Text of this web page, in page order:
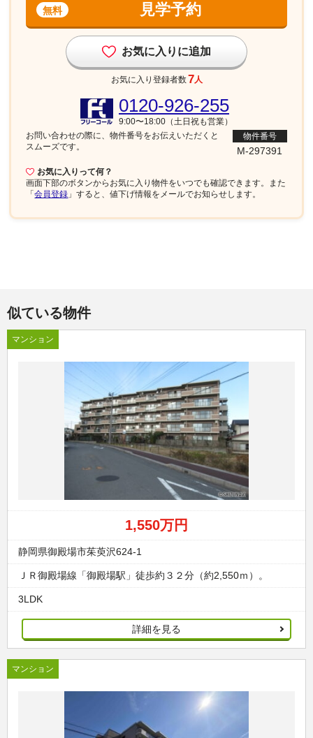
見学予約
無料
お気に入りに追加
お気に入り登録者数7人
お気に入りって何？
画面下部のボタンからお気に入り物件をいつでも確認できます。また
「会員登録 」すると、値下げ情報をメールでお知らせします。
0120-926-255
9:00〜18:00（土日祝も営業）
お問い合わせの際に、物件番号をお伝えいただくと
スムーズです。
物件番号
M-297391
似ている物件
マンション
1,550万円
静岡県御殿場市茱萸沢624-1
ＪＲ御殿場線「御殿場駅」徒歩約３２分（約2,550ｍ）。
3LDK
詳細を見る
マンション